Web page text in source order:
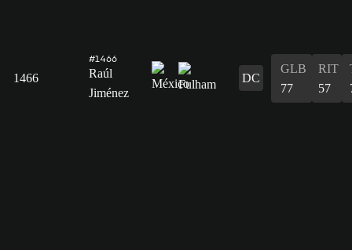
1466
#1466
Raúl
Jiménez
DC
GLB
77
RIT
57